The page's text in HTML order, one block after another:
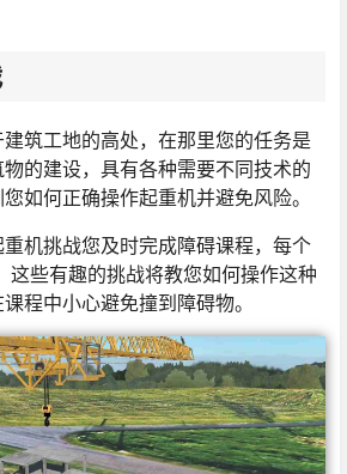
筑工地的高处，在那里您的任务是
的建设，具有各种需要不同技术的
如何正确操作起重机并避免风险。
机挑战您及时完成障碍课程，每个
这些有趣的挑战将教您如何操作这种
程中小心避免撞到障碍物。